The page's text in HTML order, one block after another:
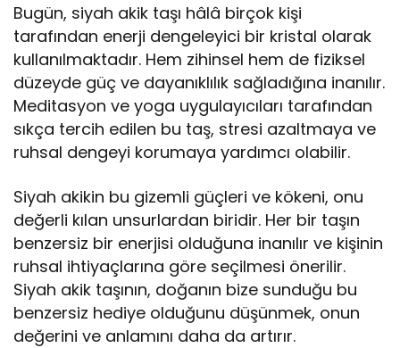
Bugün, siyah akik taşı hâlâ birçok kişi
tarafından enerji dengeleyici bir kristal olarak
kullanılmaktadır. Hem zihinsel hem de fiziksel
düzeyde güç ve dayanıklılık sağladığına inanılır.
Meditasyon ve yoga uygulayıcıları tarafından
sıkça tercih edilen bu taş, stresi azaltmaya ve
ruhsal dengeyi korumaya yardımcı olabilir.
Siyah akikin bu gizemli güçleri ve kökeni, onu
değerli kılan unsurlardan biridir. Her bir taşın
benzersiz bir enerjisi olduğuna inanılır ve kişinin
ruhsal ihtiyaçlarına göre seçilmesi önerilir.
Siyah akik taşının, doğanın bize sunduğu bu
benzersiz hediye olduğunu düşünmek, onun
değerini ve anlamını daha da artırır.